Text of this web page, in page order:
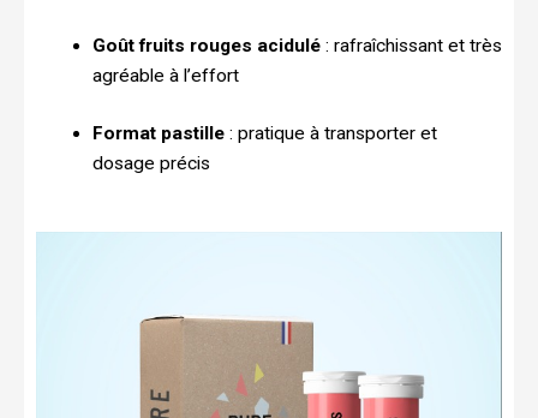
Goût fruits rouges acidulé: rafraîchissant et très
agréable à l’effort
Format pastille: pratique à transporter et
dosage précis